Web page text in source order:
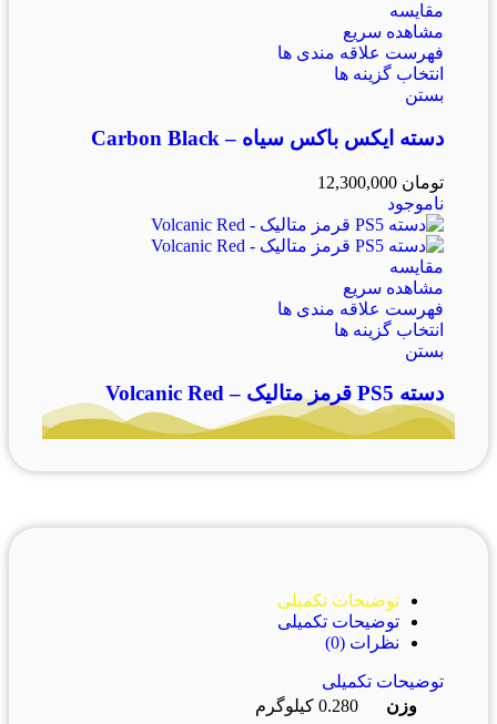
مقایسه
مشاهده سریع
فهرست علاقه مندی ها
انتخاب گزینه ها
بستن
دسته ایکس باکس سیاه – Carbon Black
تومان
ناموجود
مقایسه
مشاهده سریع
فهرست علاقه مندی ها
انتخاب گزینه ها
بستن
دسته PS5 قرمز متالیک – Volcanic Red
توضیحات تکمیلی
توضیحات تکمیلی
نظرات (0)
توضیحات تکمیلی
وزن
0.280 کیلوگرم